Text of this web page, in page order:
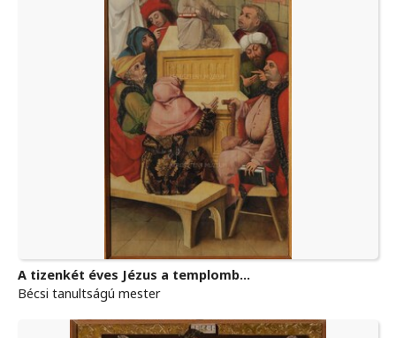
A tizenkét éves Jézus a templomb...
Bécsi tanultságú mester